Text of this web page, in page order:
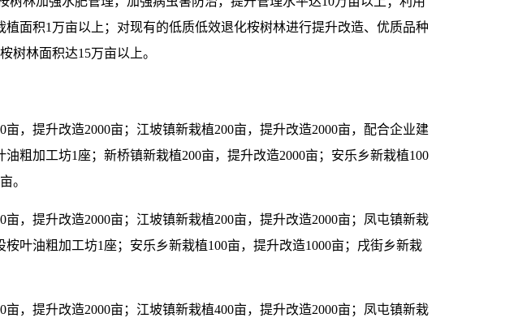
面积1万亩以上；对现有的低质低效退化桉树林进行提升改造、优质品种
树林面积达15万亩以上。
，提升改造2000亩；江坡镇新栽植200亩，提升改造2000亩，配合企业建
粗加工坊1座；新桥镇新栽植200亩，提升改造2000亩；安乐乡新栽植100
。
，提升改造2000亩；江坡镇新栽植200亩，提升改造2000亩；凤屯镇新栽
叶油粗加工坊1座；安乐乡新栽植100亩，提升改造1000亩；戌街乡新栽
，提升改造2000亩；江坡镇新栽植400亩，提升改造2000亩；凤屯镇新栽